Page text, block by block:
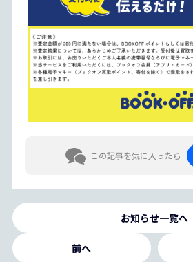
この記事を気に入ったら
お知らせ一覧へ
前へ